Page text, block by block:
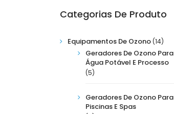
Categorias De Produto
Equipamentos De Ozono (14)
Geradores De Ozono Para
Água Potável E Processo
(5)
Geradores De Ozono Para
Piscinas E Spas